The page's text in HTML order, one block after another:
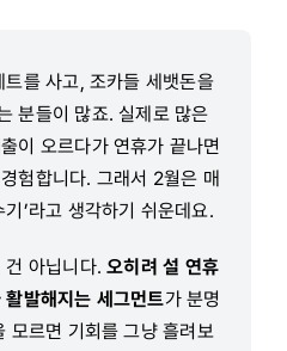
를 사고, 조카들 세뱃돈을
분들이 많죠. 실제로 많은
이 오르다가 연휴가 끝나면
험합니다. 그래서 2월은 매
’라고 생각하기 쉬운데요.
건 아닙니다.오히려 설 연휴
발해지는 세그먼트가 분명
모르면 기회를 그냥 흘려보